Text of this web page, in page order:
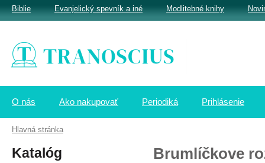
O nás Ako nakupovať Periodiká Prihlásenie
Brumlíčkove
Katalóg
Biblie Evanjelický spevník a iné Modlitebné knihy
Hlavná stránka